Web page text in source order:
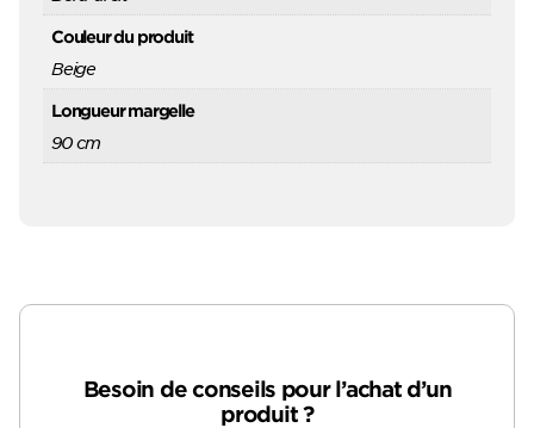
Couleur du produit
Beige
Longueur margelle
90 cm
Besoin de conseils pour l’achat d’un
produit ?